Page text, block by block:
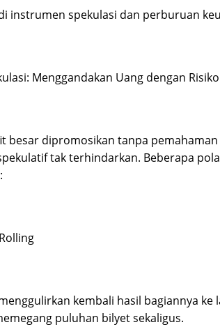
instrumen spekulasi dan perburuan
Menggandakan Uang dengan
besar dipromosikan tanpa
tak terhindarkan. Beberapa
kembali hasil bagiannya ke
puluhan bilyet sekaligus.